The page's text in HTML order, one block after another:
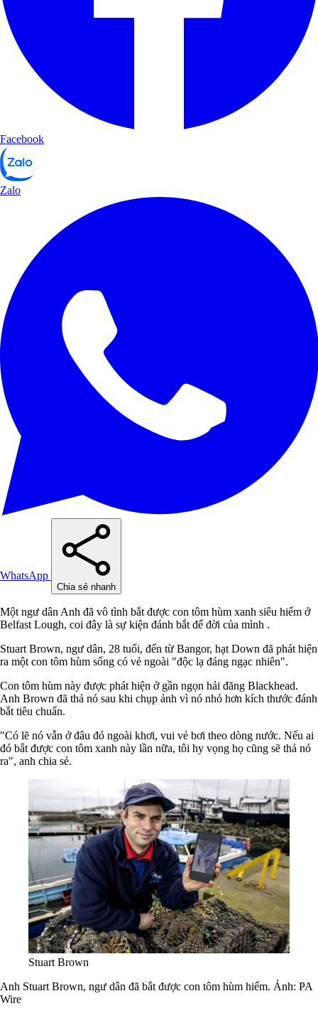
Facebook
Zalo
WhatsApp
Chia sẻ nhanh
Một ngư dân Anh đã vô tình bắt được con tôm hùm xanh siêu hiếm ở
Belfast Lough, coi đây là sự kiện đánh bắt để đời của mình .
Stuart Brown, ngư dân, 28 tuổi, đến từ Bangor, hạt Down đã phát hiện
ra một con tôm hùm sống có vẻ ngoài "độc lạ đáng ngạc nhiên".
Con tôm hùm này được phát hiện ở gần ngọn hải đăng Blackhead.
Anh Brown đã thả nó sau khi chụp ảnh vì nó nhỏ hơn kích thước đánh
bắt tiêu chuẩn.
"Có lẽ nó vẫn ở đâu đó ngoài khơi, vui vẻ bơi theo dòng nước. Nếu ai
đó bắt được con tôm xanh này lần nữa, tôi hy vọng họ cũng sẽ thả nó
ra", anh chia sẻ.
Stuart Brown
Anh Stuart Brown, ngư dân đã bắt được con tôm hùm hiếm. Ảnh: PA
Wire